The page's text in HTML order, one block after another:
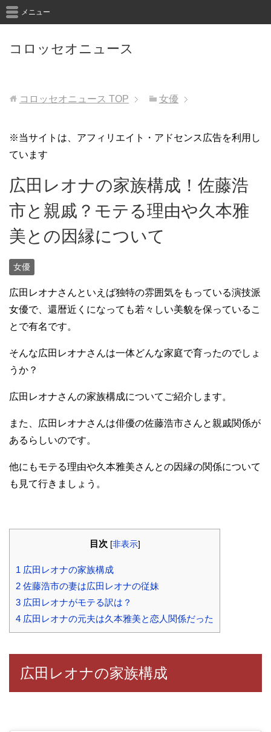
コロッセオニュース
メニュー
コロッセオニュース TOP 女優
※当サイトは、アフィリエイト・アドセンス広告を利用し
ています
広田レオナの家族構成！佐藤浩
市と親戚？モテる理由や久本雅
美との因縁について
女優
広田レオナさんといえば独特の雰囲気をもっている演技派
女優で、還暦近くになっても若々しい美貌を保っているこ
とで有名です。
そんな広田レオナさんは一体どんな家庭で育ったのでしょ
うか？
広田レオナさんの家族構成についてご紹介します。
また、広田レオナさんは俳優の佐藤浩市さんと親戚関係が
あるらしいのです。
他にもモテる理由や久本雅美さんとの因縁の関係について
も見て行きましょう。
目次 [非表示]
1 広田レオナの家族構成
2 佐藤浩市の妻は広田レオナの従妹
3 広田レオナがモテる訳は？
4 広田レオナの元夫は久本雅美と恋人関係だった
広田レオナの家族構成